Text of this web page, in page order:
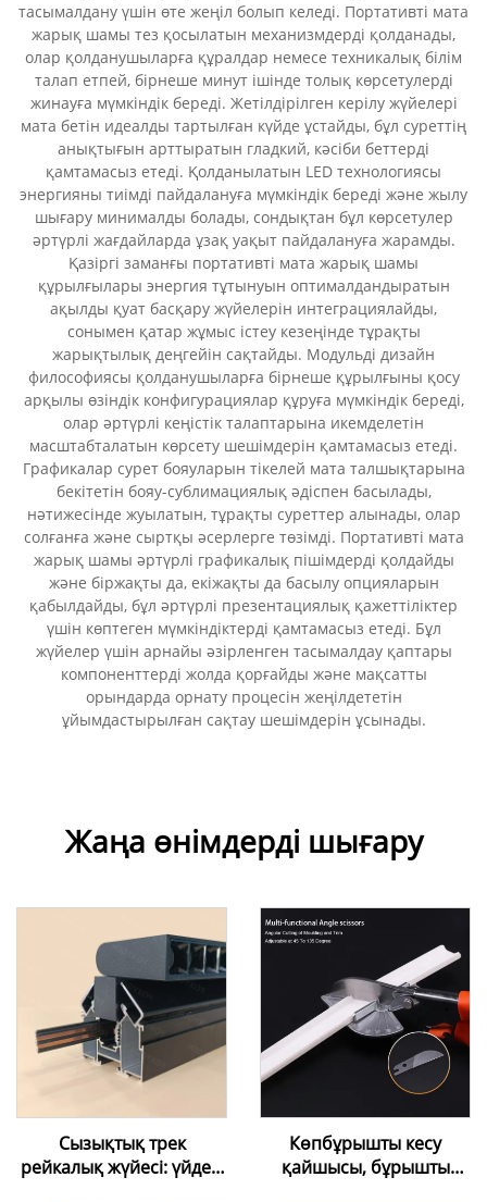
тасымалдану үшін өте жеңіл болып келеді. Портативті мата
жарық шамы тез қосылатын механизмдерді қолданады,
олар қолданушыларға құралдар немесе техникалық білім
талап етпей, бірнеше минут ішінде толық көрсетулерді
жинауға мүмкіндік береді. Жетілдірілген керілу жүйелері
мата бетін идеалды тартылған күйде ұстайды, бұл суреттің
анықтығын арттыратын гладкий, кәсіби беттерді
қамтамасыз етеді. Қолданылатын LED технологиясы
энергияны тиімді пайдалануға мүмкіндік береді және жылу
шығару минималды болады, сондықтан бұл көрсетулер
әртүрлі жағдайларда ұзақ уақыт пайдалануға жарамды.
Қазіргі заманғы портативті мата жарық шамы
құрылғылары энергия тұтынуын оптималдандыратын
ақылды қуат басқару жүйелерін интеграциялайды,
сонымен қатар жұмыс істеу кезеңінде тұрақты
жарықтылық деңгейін сақтайды. Модульді дизайн
философиясы қолданушыларға бірнеше құрылғыны қосу
арқылы өзіндік конфигурациялар құруға мүмкіндік береді,
олар әртүрлі кеңістік талаптарына икемделетін
масштабталатын көрсету шешімдерін қамтамасыз етеді.
Графикалар сурет бояуларын тікелей мата талшықтарына
бекітетін бояу-сублимациялық әдіспен басылады,
нәтижесінде жуылатын, тұрақты суреттер алынады, олар
солғанға және сыртқы әсерлерге төзімді. Портативті мата
жарық шамы әртүрлі графикалық пішімдерді қолдайды
және біржақты да, екіжақты да басылу опцияларын
қабылдайды, бұл әртүрлі презентациялық қажеттіліктер
үшін көптеген мүмкіндіктерді қамтамасыз етеді. Бұл
жүйелер үшін арнайы әзірленген тасымалдау қаптары
компоненттерді жолда қорғайды және мақсатты
орындарда орнату процесін жеңілдететін
ұйымдастырылған сақтау шешімдерін ұсынады.
Жаңа өнімдерді шығару
Сызықтық трек
рейкалық жүйесі: үйдегі
Көпбұрышты кесу
қайшысы, бұрышты